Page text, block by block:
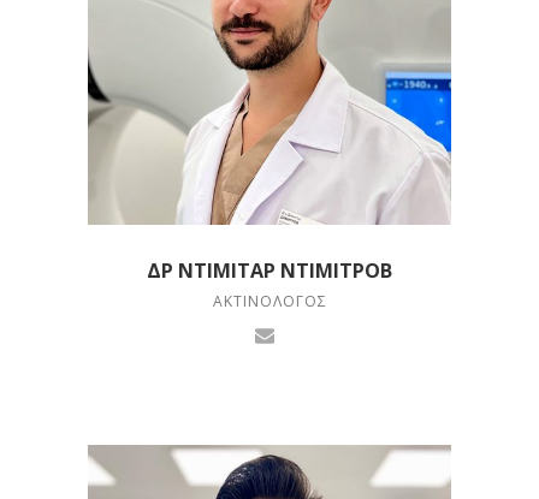
ΔΡ ΝΤΙΜΊΤΑΡ ΝΤΙΜΙΤΡΌΒ
ΑΚΤΙΝΟΛΌΓΟΣ